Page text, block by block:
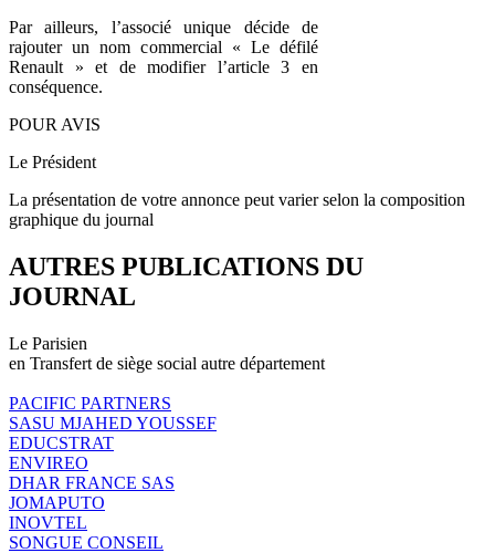
Par ailleurs, l’associé unique décide de
rajouter un nom commercial « Le défilé
Renault » et de modifier l’article 3 en
conséquence.
POUR AVIS
Le Président
La présentation de votre annonce peut varier selon la composition
graphique du journal
AUTRES PUBLICATIONS DU
JOURNAL
Le Parisien
en Transfert de siège social autre département
PACIFIC PARTNERS
SASU MJAHED YOUSSEF
EDUCSTRAT
ENVIREO
DHAR FRANCE SAS
JOMAPUTO
INOVTEL
SONGUE CONSEIL